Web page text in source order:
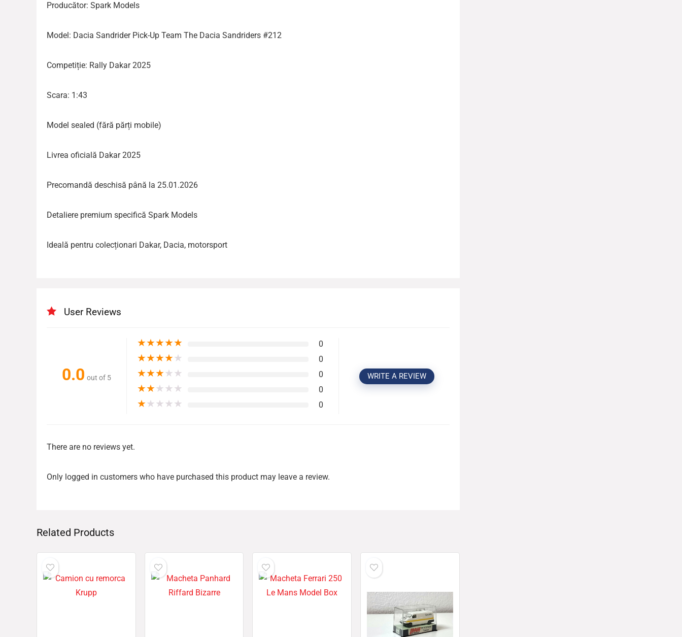
Producător: Spark Models
Model: Dacia Sandrider Pick-Up Team The Dacia Sandriders #212
Competiție: Rally Dakar 2025
Scara: 1:43
Model sealed (fără părți mobile)
Livrea oficială Dakar 2025
Precomandă deschisă până la 25.01.2026
Detaliere premium specifică Spark Models
Ideală pentru colecționari Dakar, Dacia, motorsport
User Reviews
0.0 out of 5
★★★★★ 0
★★★★★ 0
★★★★★ 0
★★★★★ 0
★★★★★ 0
WRITE A REVIEW
There are no reviews yet.
Only logged in customers who have purchased this product may leave a review.
Related Products